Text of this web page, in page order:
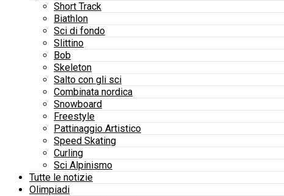
Short Track
Biathlon
Sci di fondo
Slittino
Bob
Skeleton
Salto con gli sci
Combinata nordica
Snowboard
Freestyle
Pattinaggio Artistico
Speed Skating
Curling
Sci Alpinismo
Tutte le notizie
Olimpiadi